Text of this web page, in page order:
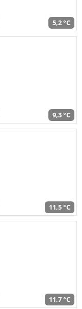
5,2 °C
9,3 °C
11,5 °C
11,7 °C